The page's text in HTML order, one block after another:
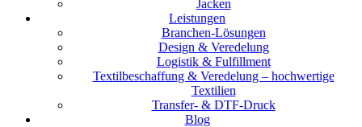
Jacken
Leistungen
Branchen-Lösungen
Design & Veredelung
Logistik & Fulfillment
Textilbeschaffung & Veredelung – hochwertige
Textilien
Transfer- & DTF-Druck
Blog